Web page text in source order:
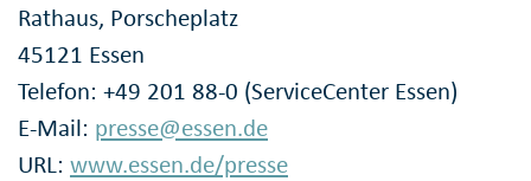
Rathaus, Porscheplatz
45121 Essen
Telefon: +49 201 88-0 (ServiceCenter Essen)
E-Mail: presse@essen.de
URL: www.essen.de/presse